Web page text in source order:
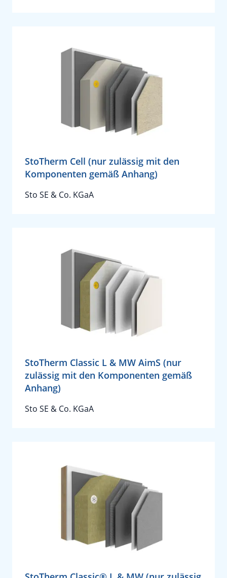
StoTherm Cell (nur zulässig mit den
Komponenten gemäß Anhang)
Sto SE & Co. KGaA
StoTherm Classic L & MW AimS (nur
zulässig mit den Komponenten gemäß
Anhang)
Sto SE & Co. KGaA